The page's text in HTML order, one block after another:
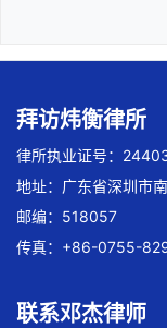
拜访炜衡律所
律所执业证号：
地址：广东省深圳市
邮编：518057
传真：+86-0755-
联系邓杰律师